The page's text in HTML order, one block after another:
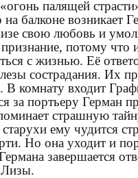
палящей
балконе возникает
свою любовь и
потому что
с жизнью. Её
сострадания. Их
В комнату входит
за портьеру Герман
страшную
ему чудится
Но она уходит и
завершается